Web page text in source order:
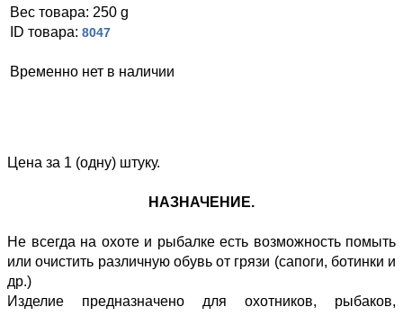
Вес товара: 250 g
ID товара: 8047
Временно нет в наличии
Цена за 1 (одну) штуку.
НАЗНАЧЕНИЕ.
Не всегда на охоте и рыбалке есть возможность помыть
или очистить различную обувь от грязи (сапоги, ботинки и
др.)
Изделие предназначено для охотников, рыбаков,